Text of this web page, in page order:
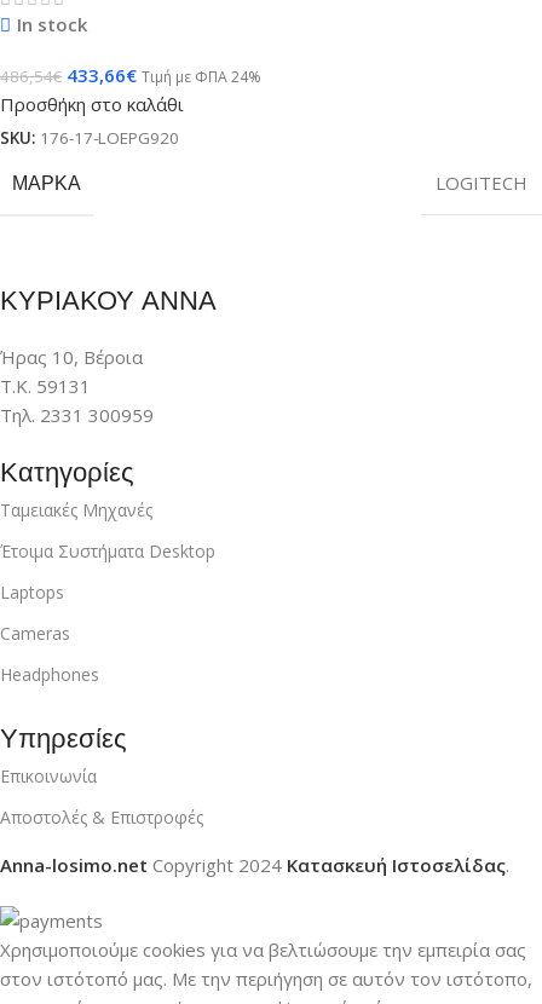
In stock
486,54€ 433,66€ Τιμή με ΦΠΑ 24%
Προσθήκη στο καλάθι
SKU: 176-17-LOEPG920
ΜΆΡΚΑ LOGITECH
ΚΥΡΙΑΚΟΥ ΑΝΝΑ
Ήρας 10, Βέροια
Τ.Κ. 59131
Τηλ. 2331 300959
Κατηγορίες
Ταμειακές Μηχανές
Έτοιμα Συστήματα Desktop
Laptops
Cameras
Headphones
Υπηρεσίες
Επικοινωνία
Αποστολές & Επιστροφές
Anna-losimo.net Copyright 2024 Κατασκευή Ιστοσελίδας.
Χρησιμοποιούμε cookies για να βελτιώσουμε την εμπειρία σας
στον ιστότοπό μας. Με την περιήγηση σε αυτόν τον ιστότοπο,